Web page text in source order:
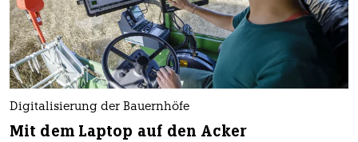
Digitalisierung der Bauernhöfe
Mit dem Laptop auf den Acker